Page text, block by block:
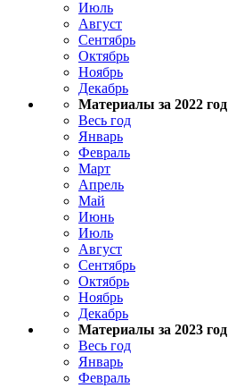
Июль
Август
Сентябрь
Октябрь
Ноябрь
Декабрь
Материалы за 2022 год
Весь год
Январь
Февраль
Март
Апрель
Май
Июнь
Июль
Август
Сентябрь
Октябрь
Ноябрь
Декабрь
Материалы за 2023 год
Весь год
Январь
Февраль